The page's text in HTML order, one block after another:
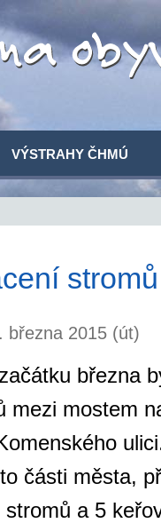
VÝSTRAHY ČHMÚ
března 2015 (út)
března
mezi mostem
části města,
stromů a 5